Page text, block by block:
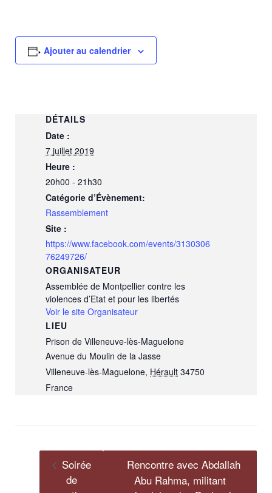
Ajouter au calendrier
DÉTAILS
Date :
7 juillet 2019
Heure :
20h00 - 21h30
Catégorie d’Évènement:
Rassemblement
Site :
https://www.facebook.com/events/3130306
76249726/
LIEU
Prison de Villeneuve-lès-Maguelone
Avenue du Moulin de la Jasse
Villeneuve-lès-Maguelone, Hérault 34750
France
ORGANISATEUR
Assemblée de Montpellier contre les
violences d’Etat et pour les libertés
Voir le site Organisateur
Soirée
de
Rencontre avec Abdallah
Abu Rahma, militant